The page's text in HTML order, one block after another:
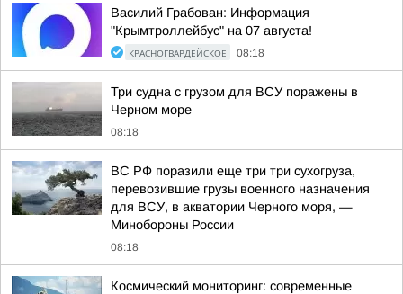
Василий Грабован: Информация
"Крымтроллейбус" на 07 августа!
КРАСНОГВАРДЕЙСКОЕ 08:18
Три судна с грузом для ВСУ поражены в
Черном море
08:18
ВС РФ поразили еще три три сухогруза,
перевозившие грузы военного назначения
для ВСУ, в акватории Черного моря, —
Минобороны России
08:18
Космический мониторинг: современные